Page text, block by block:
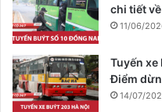
chi tiết
11/06/
Tuyến xe
Điểm
14/07/